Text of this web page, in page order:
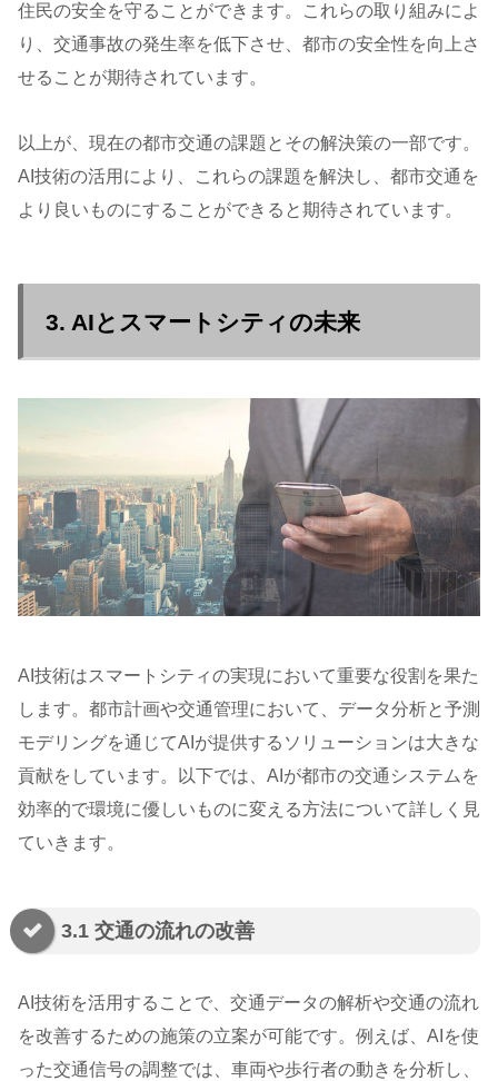
住民の安全を守ることができます。これらの取り組みによ
り、交通事故の発生率を低下させ、都市の安全性を向上さ
せることが期待されています。
以上が、現在の都市交通の課題とその解決策の一部です。
AI技術の活用により、これらの課題を解決し、都市交通を
より良いものにすることができると期待されています。
3. AIとスマートシティの未来
AI技術はスマートシティの実現において重要な役割を果た
します。都市計画や交通管理において、データ分析と予測
モデリングを通じてAIが提供するソリューションは大きな
貢献をしています。以下では、AIが都市の交通システムを
効率的で環境に優しいものに変える方法について詳しく見
ていきます。
3.1 交通の流れの改善
AI技術を活用することで、交通データの解析や交通の流れ
を改善するための施策の立案が可能です。例えば、AIを使
った交通信号の調整では、車両や歩行者の動きを分析し、